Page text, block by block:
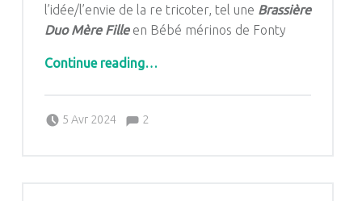
l’idée/l’envie de la re tricoter, tel une Brassière
Duo Mère Filleen Bébé mérinos de Fonty
Continue reading“Nostalgie et Compagnie: Brassière Duo Mère fille”
…
5 Avr 2024
Pascale G&-BdC-WKF
Comments:2